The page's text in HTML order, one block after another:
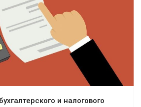
проект
и налогового